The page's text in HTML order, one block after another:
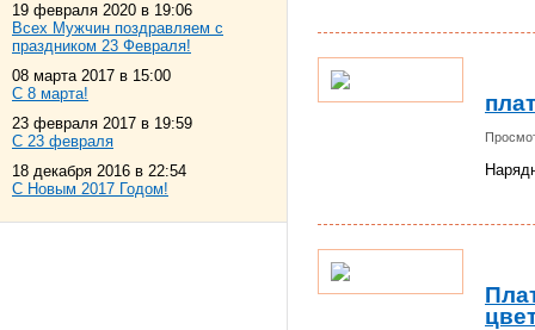
19 февраля 2020 в 19:06
Всех Мужчин поздравляем с
праздником 23 Февраля!
08 марта 2017 в 15:00
С 8 марта!
23 февраля 2017 в 19:59
С 23 февраля
18 декабря 2016 в 22:54
С Новым 2017 Годом!